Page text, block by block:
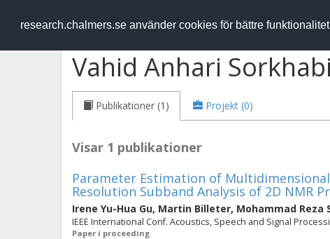
research.chalmers.se använder cookies för bättre
RESEARCH.chalmers.se
Vahid Anhari Sorkhabi
Publikationer (1) Projekt (0)
Visar 1 publikationer
Parameter Estimation of
Resolution Subband Analysis of 2D NMR
Irene Yu-Hua Gu, Martin Billeter, Mohammad Reza
IEEE International Conf. Acoustics, Speech and Signal
Paper i proceeding